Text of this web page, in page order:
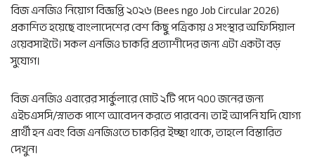
বিজ এনজিও নিয়োগ বিজ্ঞপ্তি ২০২৬ (Bees ngo Job Circular 2026)
প্রকাশিত হয়েছে বাংলাদেশের বেশ কিছু পত্রিকায় ও সংস্থার অফিসিয়াল
ওয়েবসাইটে। সকল এনজিও চাকরি প্রত্যাশীদের জন্য এটা একটা বড়
সুযোগ।
বিজ এনজিও এবারের সার্কুলারে মোট ২টি পদে ৭০০ জনের জন্য
এইচএসসি/স্নাতক পাশে আবেদন করতে পারবেন। তাই আপনি যদি যোগ্য
প্রার্থী হন এবং বিজ এনজিওতে চাকরির ইচ্ছা থাকে, তাহলে বিস্তারিত
দেখুন।